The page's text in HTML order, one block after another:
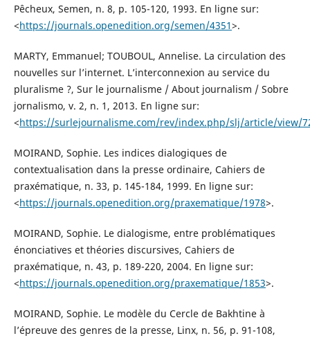
Pêcheux, Semen, n. 8, p. 105-120, 1993. En ligne sur:
<https://journals.openedition.org/semen/4351>.
MARTY, Emmanuel; TOUBOUL, Annelise. La circulation des
nouvelles sur l’internet. L’interconnexion au service du
pluralisme ?, Sur le journalisme / About journalism / Sobre
jornalismo, v. 2, n. 1, 2013. En ligne sur:
<https://surlejournalisme.com/rev/index.php/slj/article/view/
MOIRAND, Sophie. Les indices dialogiques de
contextualisation dans la presse ordinaire, Cahiers de
praxématique, n. 33, p. 145-184, 1999. En ligne sur:
<https://journals.openedition.org/praxematique/1978>.
MOIRAND, Sophie. Le dialogisme, entre problématiques
énonciatives et théories discursives, Cahiers de
praxématique, n. 43, p. 189-220, 2004. En ligne sur:
<https://journals.openedition.org/praxematique/1853>.
MOIRAND, Sophie. Le modèle du Cercle de Bakhtine à
l’épreuve des genres de la presse, Linx, n. 56, p. 91-108,